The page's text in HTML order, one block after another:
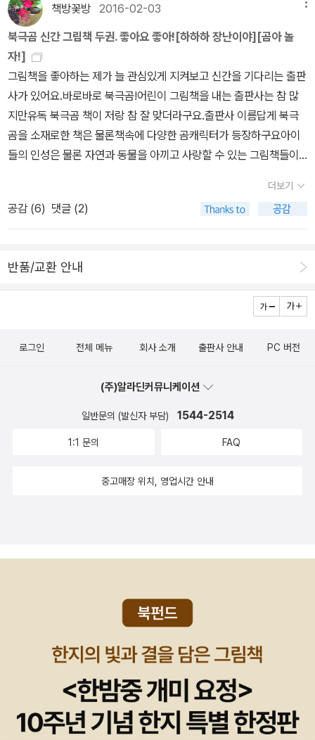
네요가끔 토끼를 쫓는 늑대에게 똥을 싸서토끼와 함께 즐거워도 하지
만... 대부분이 그냥 '장난'이에요.내가 하면 로맨스, 남이 하면 불륜,,,
앗 이건 아닌가 ㅎㅎㅎ특히 재미있는 건 사람들에게 똥을 누는 거에
요경찰 아저씨 머리, 집 짓는 아저씨 머리, 선생님 머리,세 아이의 머
리와 공까지. 장난은 장난일 뿐~과연 그럴까요?새는 이번에는 호적
수를 만났어요 ㅋ바로 곰이랍니다.곰이 화가 많이 났거든요새가 직접
화법으로 말하는 이 그림책은처음에는 미안하지만~이라는 말로 어
쩔수 없다는 스탠스를 취해서독자를 헷갈리게 했다면이제는 회상화
죠! 저도 몰랐는데곰이 나무를 탈 수 있다네요곤히 자는 새와 묘한 미
소를 짓고 있는 곰,장난은 장난일 뿐인가요? 새의 최후는 어떨까요?
그림은 현재진행이지만새가 직접 말하는 기법의 이야기는 현재와 과
심오하게 생각하게 하는아주 재미있는 책<하하하, 장난이야!>입니다
책방꽃방 2016-02-03
북극곰 신간 그림책 두권. 좋아요 좋아![하하하 장난이야][곰아 놀
자!]
그림책을 좋아하는 제가 늘 관심있게 지켜보고 신간을 기다리는 출판
사가 있어요.바로바로 북극곰!어린이 그림책을 내는 출판사는 참 많
지만유독 북극곰 책이 저랑 참 잘 맞더라구요.출판사 이름답게 북극
곰을 소재로한 책은 물론책속에 다양한 곰캐릭터가 등장하구요아이
들의 인성은 물론 자연과 동물을 아끼고 사랑할 수 있는 그림책들이
너무 좋구요.특히나 아이들은 곰이 주인공인 이야기같이동물이 등장
하는 이야기를 참 좋아하잖아요.아이만 그런게 아니라 실은 저도 좋
아한답니다.이번에 북극곰에서 또 신간이 나왔네요.[곰아 자니] 에 이
인 책!이번엔 오리가 또 어떻게 곰을 괴롭힐지 몹시 기대되구요[하하
문득 유머 한토막을 떠올리게 했어요.제비가 하늘을 날다가 신사 머
도 안입고 다니냐?이에 질세라 제비도 받아칩니다.제비: 그런 너는
ook.com/bookgoodcome/http://m.blog.naver.com/PostLi
st.nhn?blogId=codathepolar매주 책선물 이벤트도 있으니 참여
더보기
공감 (6) 댓글 (2)
반품/교환 안내
로그인 전체 메뉴 회사 소개 출판사 안내 PC 버전
(주)알라딘커뮤니케이션
일반문의 (발신자 부담) 1544-2514
1:1 문의 FAQ
중고매장 위치, 영업시간 안내